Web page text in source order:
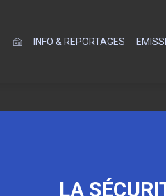
INFO & REPORTAGES
LA